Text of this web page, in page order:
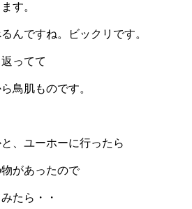
す。
んですね。ビックリです。
ってて
鳥肌ものです。
、ユーホーに行ったら
があったので
たら・・